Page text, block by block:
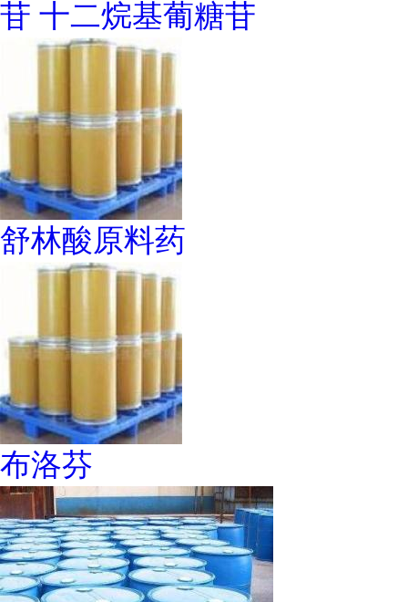
苷 十二烷基葡糖苷
舒林酸原料药
布洛芬